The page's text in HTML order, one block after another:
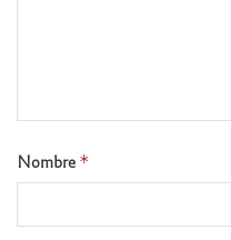
Nombre *